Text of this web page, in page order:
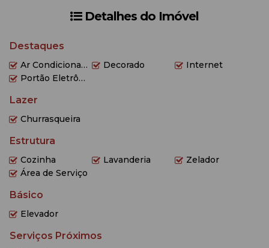
Detalhes do Imóvel
Destaques
Ar Condicionado Decorado
Internet
Portão Eletrônico
Lazer
Churrasqueira
Estrutura
Cozinha Lavanderia
Zelador
Área de Serviço
Básico
Elevador
Serviços Próximos